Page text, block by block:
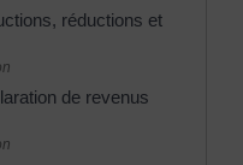
réductions et
de revenus